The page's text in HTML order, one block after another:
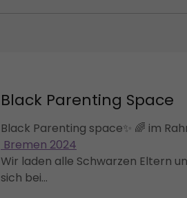
Black Parenting Space
Black Parenting space✨ 🌈 im
Bremen 2024
Wir laden alle Schwarzen Eltern
sich bei...